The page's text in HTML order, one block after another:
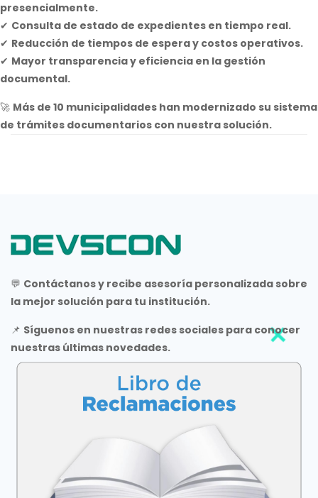
presencialmente.
✔ Consulta de estado de expedientes en tiempo real.
✔ Reducción de tiempos de espera y costos operativos.
✔ Mayor transparencia y eficiencia en la gestión
documental.
🚀 Más de 10 municipalidades han modernizado su sistema
de trámites documentarios con nuestra solución.
💬 Contáctanos y recibe asesoría personalizada sobre
la mejor solución para tu institución.
📌 Síguenos en nuestras redes sociales para conocer
nuestras últimas novedades.